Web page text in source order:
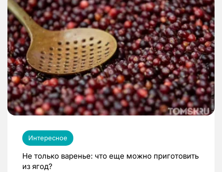
Интересное
Не только варенье: что еще можно приготовить
из ягод?